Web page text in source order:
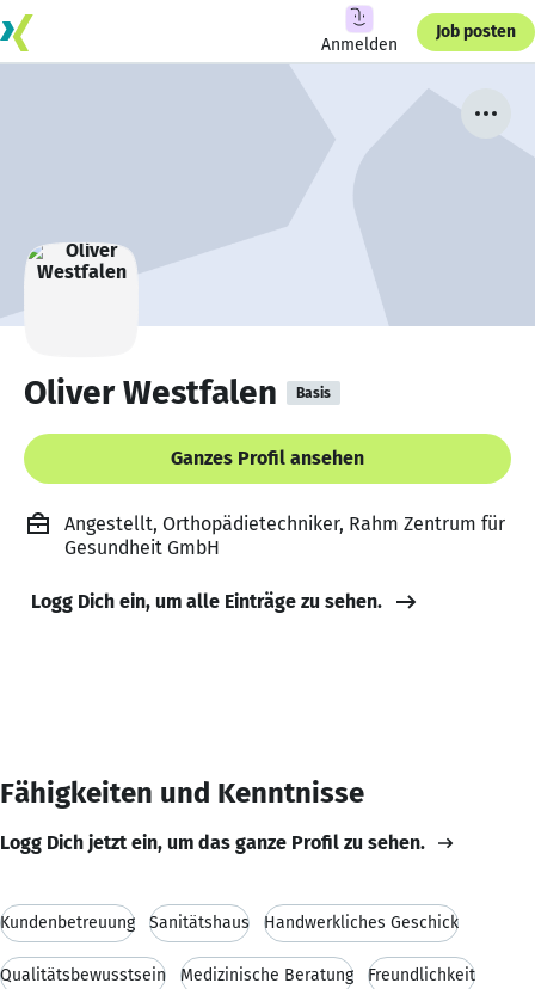
Anmelden
Job posten
Oliver Westfalen Basis
Ganzes Profil ansehen
Angestellt, Orthopädietechniker, Rahm Zentrum für
Gesundheit GmbH
Logg Dich ein, um alle Einträge zu sehen.
Fähigkeiten und Kenntnisse
Logg Dich jetzt ein, um das ganze Profil zu sehen.
Kundenbetreuung Sanitätshaus Handwerkliches Geschick
Qualitätsbewusstsein Medizinische Beratung Freundlichkeit